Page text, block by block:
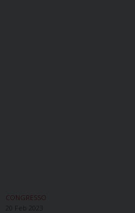
CONGRESSO